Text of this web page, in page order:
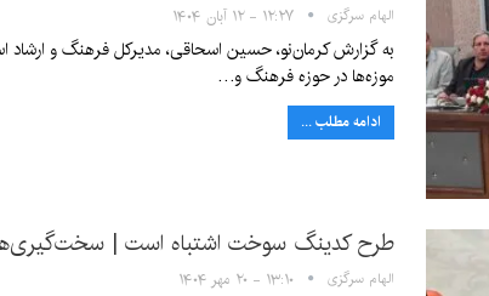
الهام سرگزی ۱۲:۲۷ - ۱۲ آبان ۱۴۰۴
به گزارش کرمان‌نو، حسین اسحاقی، مدیرکل فرهنگ و ارشاد
موزه‌ها در حوزه فرهنگ و…
ادامه مطلب ...
طرح کدینگ سوخت اشتباه است |
الهام سرگزی ۱۳:۱۰ - ۲۰ مهر ۱۴۰۴